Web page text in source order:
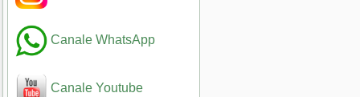
Canale WhatsApp
Canale Youtube